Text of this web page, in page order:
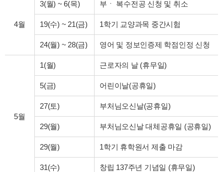
4월
3(월) ~ 6(목) 부ㆍ 복수전공 신청 및 취소
19(수) ~ 21(금) 1학기 교양과목 중간시험
24(월) ~ 28(금) 영어 및 정보인증제 학점인정 신청
5월
1(월) 근로자의 날 (휴무일)
5(금) 어린이날(공휴일)
27(토) 부처님오신날(공휴일)
29(월) 부처님오신날 대체공휴일 (공휴일)
29(월) 1학기 휴학원서 제출 마감
31(수) 창립 137주년 기념일 (휴무일)